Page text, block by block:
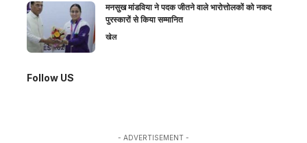
मनसुख मांडविया ने पदक जीतने वाले भारोत्तोलकों को नकद
पुरस्कारों से किया सम्मानित
खेल
Follow US
- ADVERTISEMENT -